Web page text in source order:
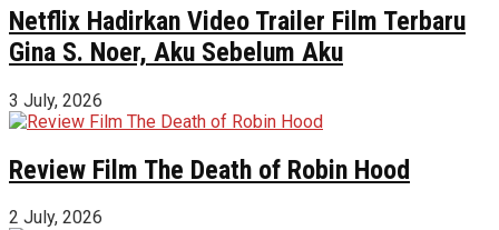
Netflix Hadirkan Video Trailer Film Terbaru
Gina S. Noer, Aku Sebelum Aku
3 July, 2026
Review Film The Death of Robin Hood
2 July, 2026